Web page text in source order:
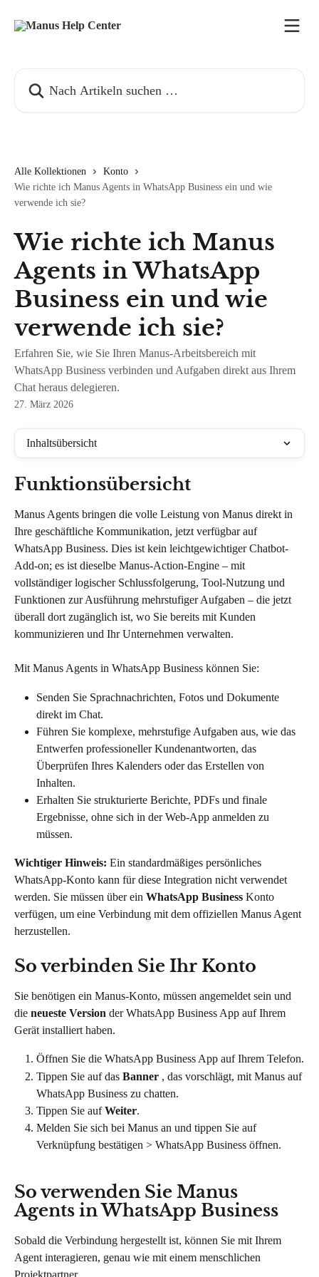
Alle Kollektionen
Konto
Wie richte ich Manus Agents in WhatsApp Business ein und wie
verwende ich sie?
Wie richte ich Manus
Agents in WhatsApp
Business ein und wie
verwende ich sie?
Erfahren Sie, wie Sie Ihren Manus-Arbeitsbereich mit
WhatsApp Business verbinden und Aufgaben direkt aus Ihrem
Chat heraus delegieren.
27. März 2026
Inhaltsübersicht
Funktionsübersicht
Manus Agents bringen die volle Leistung von Manus direkt in
Ihre geschäftliche Kommunikation, jetzt verfügbar auf
WhatsApp Business. Dies ist kein leichtgewichtiger Chatbot-
Add-on; es ist dieselbe Manus-Action-Engine – mit
vollständiger logischer Schlussfolgerung, Tool-Nutzung und
Funktionen zur Ausführung mehrstufiger Aufgaben – die jetzt
überall dort zugänglich ist, wo Sie bereits mit Kunden
kommunizieren und Ihr Unternehmen verwalten.
Mit Manus Agents in WhatsApp Business können Sie:
Senden Sie Sprachnachrichten, Fotos und Dokumente
direkt im Chat.
Führen Sie komplexe, mehrstufige Aufgaben aus, wie das
Entwerfen professioneller Kundenantworten, das
Überprüfen Ihres Kalenders oder das Erstellen von
Inhalten.
Erhalten Sie strukturierte Berichte, PDFs und finale
Ergebnisse, ohne sich in der Web-App anmelden zu
müssen.
Wichtiger Hinweis: Ein standardmäßiges persönliches
WhatsApp-Konto kann für diese Integration nicht verwendet
werden. Sie müssen über ein WhatsApp Business Konto
verfügen, um eine Verbindung mit dem offiziellen Manus Agent
herzustellen.
So verbinden Sie Ihr Konto
Sie benötigen ein Manus-Konto, müssen angemeldet sein und
die neueste Version der WhatsApp Business App auf Ihrem
Gerät installiert haben.
Öffnen Sie die WhatsApp Business App auf Ihrem Telefon.
Tippen Sie auf das Banner , das vorschlägt, mit Manus auf
WhatsApp Business zu chatten.
Tippen Sie auf Weiter.
Melden Sie sich bei Manus an und tippen Sie auf
Verknüpfung bestätigen > WhatsApp Business öffnen.
So verwenden Sie Manus
Agents in WhatsApp Business
Sobald die Verbindung hergestellt ist, können Sie mit Ihrem
Agent interagieren, genau wie mit einem menschlichen
Projektpartner.